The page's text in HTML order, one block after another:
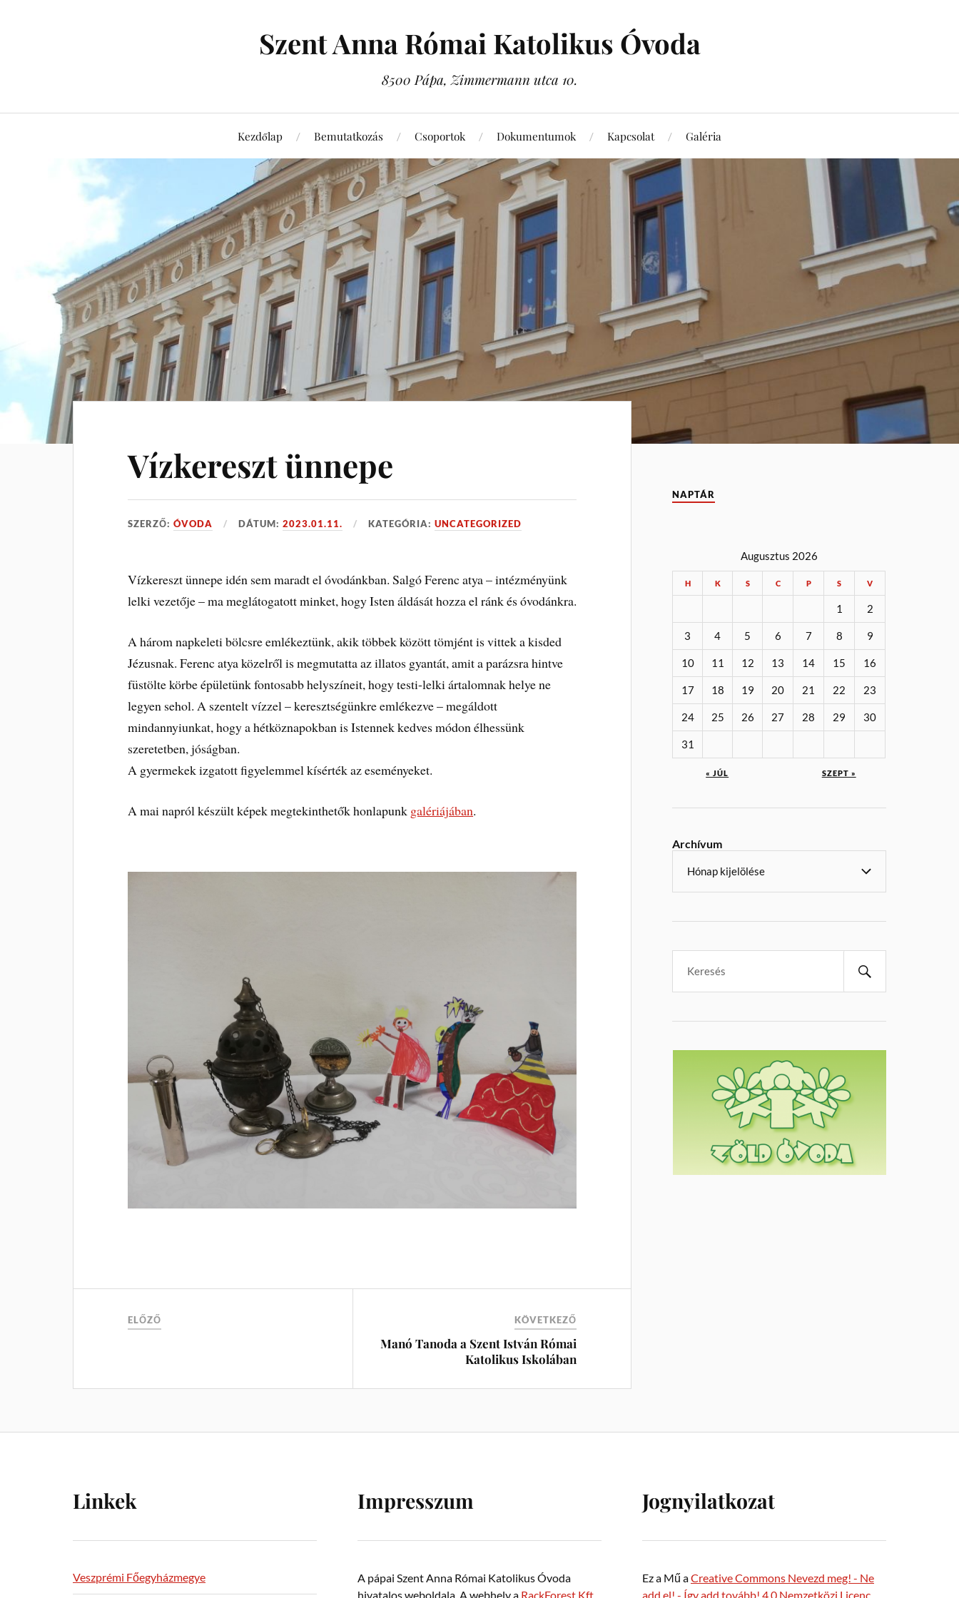
Szent Anna Római Katolikus Óvoda
8500 Pápa, Zimmermann utca 10.
Kezdőlap Bemutatkozás Csoportok Dokumentumok Kapcsolat Galéria
Vízkereszt ünnepe
SZERZŐ:ÓVODA DÁTUM:2023.01.11. KATEGÓRIA:UNCATEGORIZED
Vízkereszt ünnepe idén sem maradt el óvodánkban. Salgó Ferenc atya – intézményünk
lelki vezetője – ma meglátogatott minket, hogy Isten áldását hozza el ránk és óvodánkra.
A három napkeleti bölcsre emlékeztünk, akik többek között tömjént is vittek a kisded
Jézusnak. Ferenc atya közelről is megmutatta az illatos gyantát, amit a parázsra hintve
füstölte körbe épületünk fontosabb helyszíneit, hogy testi-lelki ártalomnak helye ne
legyen sehol. A szentelt vízzel – keresztségünkre emlékezve – megáldott
mindannyiunkat, hogy a hétköznapokban is Istennek kedves módon élhessünk
szeretetben, jóságban.
A gyermekek izgatott figyelemmel kísérték az eseményeket.
A mai napról készült képek megtekinthetők honlapunk galériájában.
ELŐZŐ KÖVETKEZŐ
Manó Tanoda a Szent István Római
Katolikus Iskolában
NAPTÁR
Augusztus 2026
H K S C P S V
1 2
3 4 5 6 7 8 9
10 11 12 13 14 15 16
17 18 19 20 21 22 23
24 25 26 27 28 29 30
31
« JÚL SZEPT »
Archívum
Linkek
Veszprémi Főegyházmegye
Impresszum
A pápai Szent Anna Római Katolikus Óvoda
hivatalos weboldala. A webhely a RackForest Kft.
Jognyilatkozat
Ez a Mű aCreative Commons Nevezd meg! - Ne
add el! - Így add tovább! 4.0 Nemzetközi Licenc